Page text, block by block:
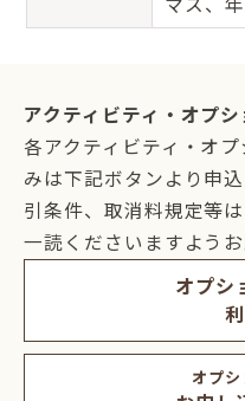
マス、
アクティビティ・オプ
各アクティビティ・オ
みは下記ボタンより申
引条件、取消料規定等
一読くださいますようお
オプシ
オプシ